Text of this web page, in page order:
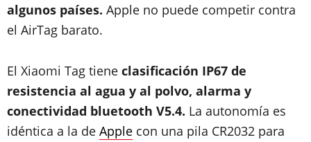
algunos países. Apple no puede competir contra
el AirTag barato.
El Xiaomi Tag tiene clasificación IP67 de
resistencia al agua y al polvo, alarma y
conectividad bluetooth V5.4. La autonomía es
idéntica a la de Apple con una pila CR2032 para